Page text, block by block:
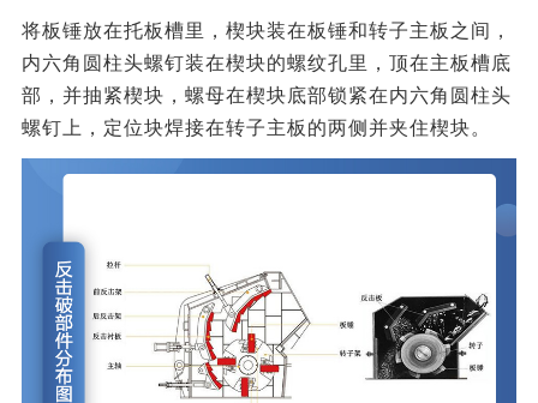
将板锤放在托板槽里，楔块装在板锤和转子主板之间，
内六角圆柱头螺钉装在楔块的螺纹孔里，顶在主板槽底
部，并抽紧楔块，螺母在楔块底部锁紧在内六角圆柱头
螺钉上，定位块焊接在转子主板的两侧并夹住楔块。